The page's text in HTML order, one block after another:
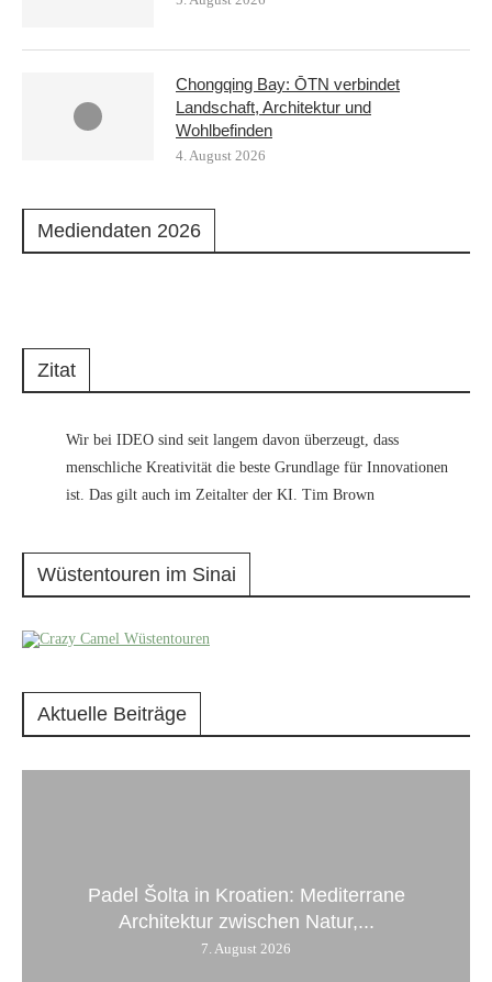
Chongqing Bay: ŌTN verbindet
Landschaft, Architektur und
Wohlbefinden
4. August 2026
Mediendaten 2026
Zitat
Wir bei IDEO sind seit langem davon überzeugt, dass
menschliche Kreativität die beste Grundlage für Innovationen
ist. Das gilt auch im Zeitalter der KI. Tim Brown
Wüstentouren im Sinai
Aktuelle Beiträge
Padel Šolta in Kroatien: Mediterrane
Architektur zwischen Natur,...
7. August 2026